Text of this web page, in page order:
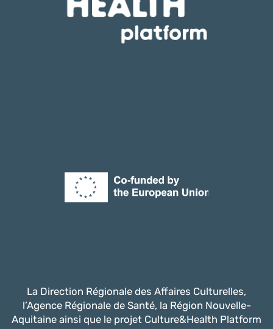
La Direction Régionale des Affaires Culturelles,
l’Agence Régionale de Santé, la Région Nouvelle-
Aquitaine ainsi que le projet Culture&Health Platform